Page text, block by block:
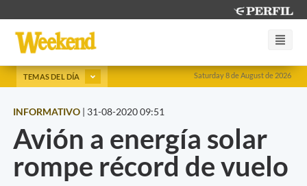
Saturday 8 de August de 2026
TEMAS DEL DÍA
INFORMATIVO | 31-08-2020 09:51
Avión a energía solar
rompe récord de vuelo